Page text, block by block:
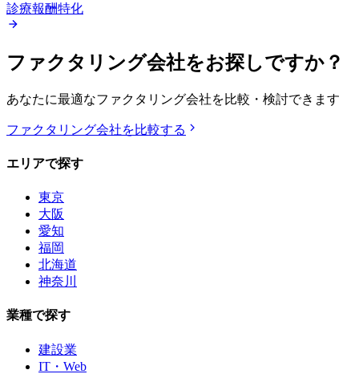
診療報酬特化
ファクタリング会社をお探しですか？
あなたに最適なファクタリング会社を比較・検討できます
ファクタリング会社を比較する
エリアで探す
東京
大阪
愛知
福岡
北海道
神奈川
業種で探す
建設業
IT・Web